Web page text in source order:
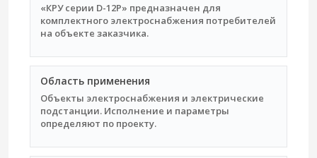
«КРУ серии D-12P» предназначен для
комплектного электроснабжения потребителей
на объекте заказчика.
Область применения
Объекты электроснабжения и электрические
подстанции. Исполнение и параметры
определяют по проекту.